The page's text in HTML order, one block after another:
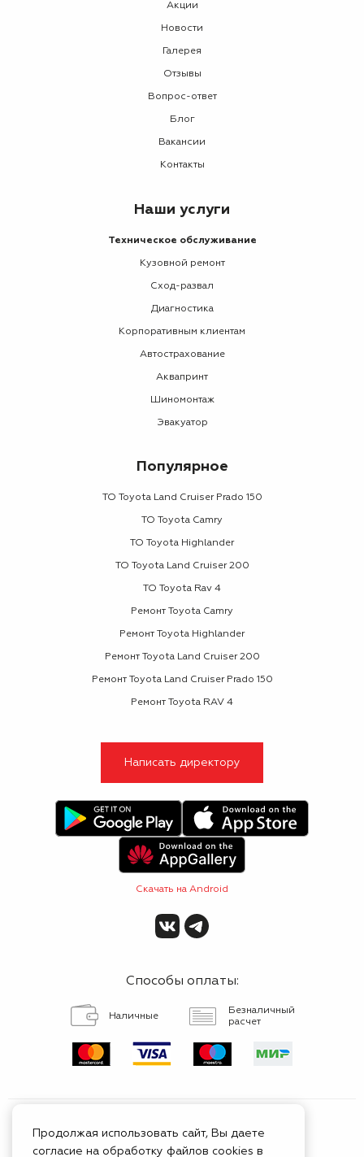
Акции
Новости
Галерея
Отзывы
Вопрос-ответ
Блог
Вакансии
Контакты
Наши услуги
Техническое обслуживание
Кузовной ремонт
Сход-развал
Диагностика
Корпоративным клиентам
Автострахование
Аквапринт
Шиномонтаж
Эвакуатор
Популярное
ТО Toyota Land Cruiser Prado 150
ТО Toyota Camry
ТО Toyota Highlander
ТО Toyota Land Cruiser 200
ТО Toyota Rav 4
Ремонт Toyota Camry
Ремонт Toyota Highlander
Ремонт Toyota Land Cruiser 200
Ремонт Toyota Land Cruiser Prado 150
Ремонт Toyota RAV 4
Написать директору
Скачать на Android
Способы оплаты:
Наличные
Безналичный
расчет
Продолжая использовать сайт, Вы даете
согласие на обработку файлов cookies в